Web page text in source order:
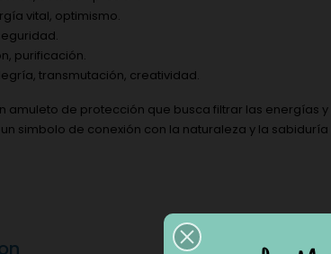
vital, optimismo.
purificación.
transmutación, creatividad.
amuleto de protección que busca filtrar las energías
simbolo de conexión con la naturaleza y la sabiduría